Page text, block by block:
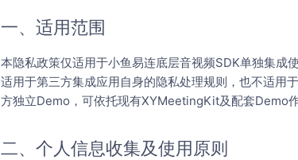
一、适用范围
本隐私政策仅适用于小鱼易连底层音视频SDK单独集成
适用于第三方集成应用自身的隐私处理规则，也不适用
方独立Demo，可依托现有XYMeetingKit及配套Demo
二、个人信息收集及使用原则